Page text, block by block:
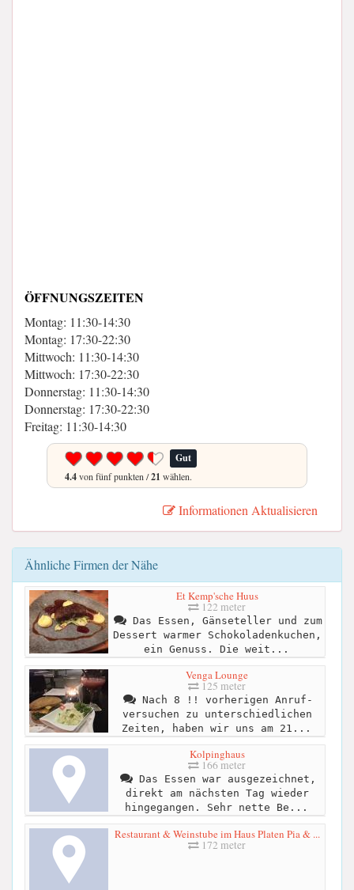
ÖFFNUNGSZEITEN
Montag: 11:30-14:30
Montag: 17:30-22:30
Mittwoch: 11:30-14:30
Mittwoch: 17:30-22:30
Donnerstag: 11:30-14:30
Donnerstag: 17:30-22:30
Freitag: 11:30-14:30
Gut
4.4von fünf punkten /21 wählen.
Informationen Aktualisieren
Ähnliche Firmen der Nähe
Et Kemp'sche Huus
122 meter
Das Essen, Gänseteller und zum
Dessert warmer Schokoladenkuchen,
ein Genuss. Die weit...
Venga Lounge
125 meter
Nach 8 !! vorherigen Anruf-
versuchen zu unterschiedlichen
Zeiten, haben wir uns am 21...
Kolpinghaus
166 meter
Das Essen war ausgezeichnet,
direkt am nächsten Tag wieder
hingegangen. Sehr nette Be...
Restaurant & Weinstube im Haus Platen Pia & ...
172 meter